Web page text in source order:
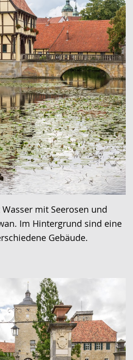
mit Seerosen und
Im Hintergrund sind eine
Gebäude.